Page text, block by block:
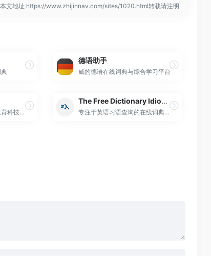
本文地址 https://www.zhijinnav.com/sites/1020.html转载请注明
德语助手
威的德语在线词典与综合学习平台
领先的人工智能驱动的教育科技公司
The Free Dictionary Idioms
专注于英语习语查询的在线词典网站